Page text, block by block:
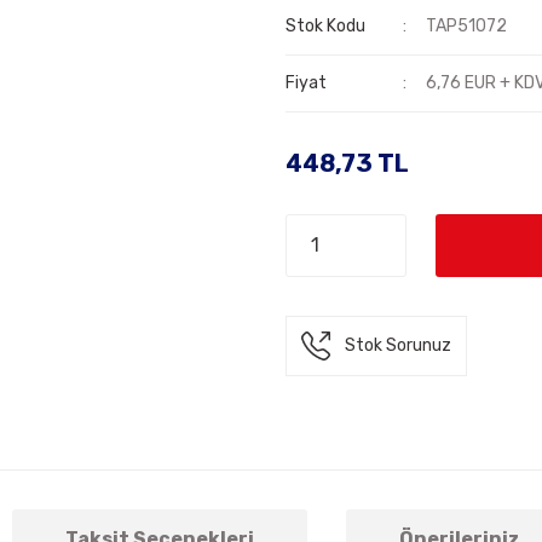
Stok Kodu TAP51072
Fiyat 6,76 EUR +
448,73 TL
Stok Sorunuz